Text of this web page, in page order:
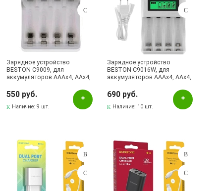
Зарядное устройство
BESTON C9009, для
аккумуляторов AAAx4, AAx4,
белый
550 руб.
Наличие:9 шт.
Зарядное устройство
BESTON C9016W, для
аккумуляторов AAAx4, AAx4,
заряда, цвет белый
690 руб.
Наличие: 10 шт.